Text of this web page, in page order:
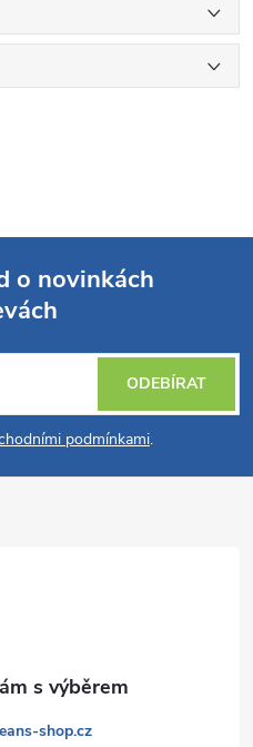
o novinkách
podmínkami.
ODEBÍRAT
shop.cz